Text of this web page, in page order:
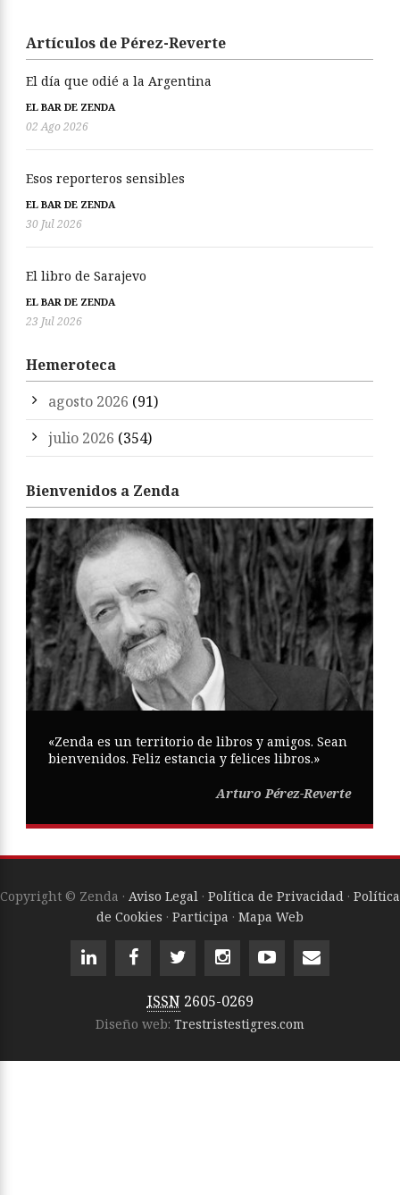
Artículos de Pérez-Reverte
El día que odié a la Argentina
EL BAR DE ZENDA
02 Ago 2026
Esos reporteros sensibles
EL BAR DE ZENDA
30 Jul 2026
El libro de Sarajevo
EL BAR DE ZENDA
23 Jul 2026
Hemeroteca
agosto 2026 (91)
julio 2026 (354)
Bienvenidos a Zenda
«Zenda es un territorio de libros y amigos. Sean
bienvenidos. Feliz estancia y felices libros.»
Arturo Pérez-Reverte
Copyright © Zenda · Aviso Legal · Política de Privacidad · Política
de Cookies · Participa · Mapa Web
ISSN 2605-0269
Diseño web: Trestristestigres.com